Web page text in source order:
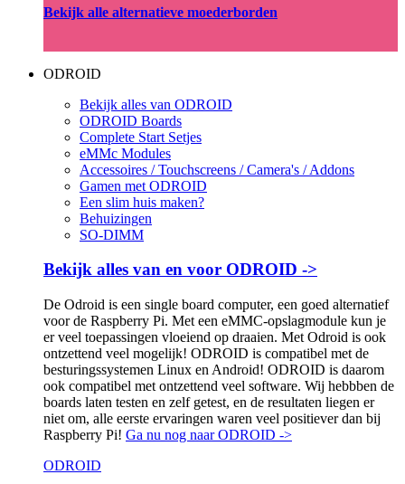
Bekijk alle alternatieve moederborden
ODROID
Bekijk alles van ODROID
ODROID Boards
Complete Start Setjes
eMMc Modules
Accessoires / Touchscreens / Camera's / Addons
Gamen met ODROID
Een slim huis maken?
Behuizingen
SO-DIMM
Bekijk alles van en voor ODROID ->
De Odroid is een single board computer, een goed alternatief
voor de Raspberry Pi. Met een eMMC-opslagmodule kun je
er veel toepassingen vloeiend op draaien. Met Odroid is ook
ontzettend veel mogelijk! ODROID is compatibel met de
besturingssystemen Linux en Android! ODROID is daarom
ook compatibel met ontzettend veel software. Wij hebbben de
boards laten testen en zelf getest, en de resultaten liegen er
niet om, alle eerste ervaringen waren veel positiever dan bij
Raspberry Pi! Ga nu nog naar ODROID ->
ODROID